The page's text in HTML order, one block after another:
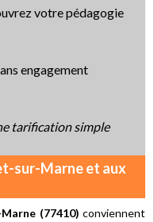
votre pédagogie
engagement
tarification simple
sur-Marne et aux
(77410) conviennent